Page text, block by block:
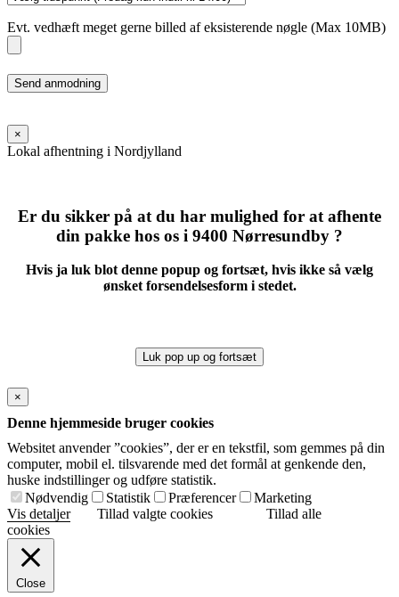
Evt. vedhæft meget gerne billed af eksisterende nøgle (Max 10MB)
Please
leave
field
empty.
×
Lokal afhentning i Nordjylland
Er du sikker på at du har mulighed for at afhente
din pakke hos os i 9400 Nørresundby ?
Hvis ja luk blot denne popup og fortsæt, hvis ikke så vælg
ønsket forsendelsesform i stedet.
Luk pop up og fortsæt
×
Denne hjemmeside bruger cookies
Websitet anvender ”cookies”, der er en tekstfil, som gemmes på din
computer, mobil el. tilsvarende med det formål at genkende den,
huske indstillinger og udføre statistik.
Nødvendig
Statistik Præferencer
Marketing
Vis detaljer
Tillad valgte cookies
Tillad alle
cookies
Close